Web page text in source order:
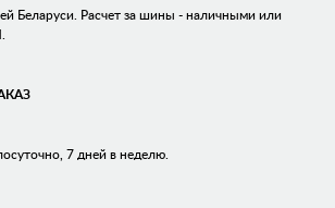
Беларуси. Расчет за шины - наличными или
7 дней в неделю.